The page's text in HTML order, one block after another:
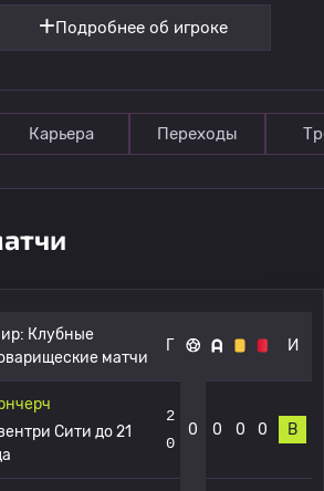
Подробнее об игроке
Карьера Переходы
Клубные
матчи
Г И
Сити до 21
2
0
0 0 0 0 В